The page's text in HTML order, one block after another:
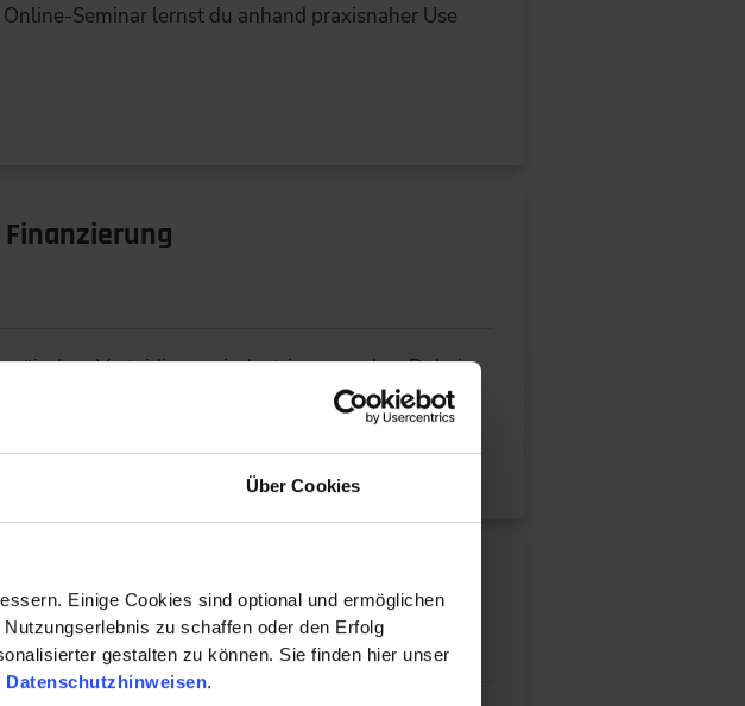
Über Cookies
Einige Cookies sind optional und ermöglichen
zu schaffen oder den Erfolg
gestalten zu können. Sie finden hier unser
Datenschutzhinweisen.
Seminar lernst du anhand praxisnaher Use
Verteidigungsindustrie geworden. Dabei